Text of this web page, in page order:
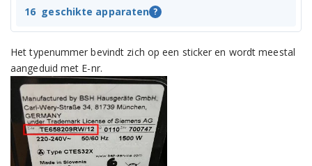
TCA6401GB/02
TCA6401CH/03
TCA6401CH/02
TCA6401CH/01
TCA6401/03
16 geschikte apparaten ?
Het typenummer bevindt zich op een sticker en wordt meestal
aangeduid met E-nr.